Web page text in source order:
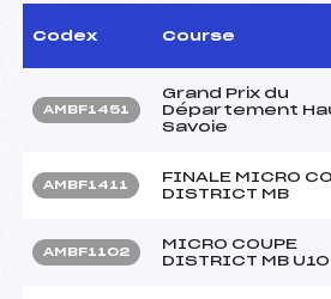
Codex Course
AMBF1451
Grand Prix du
Département
Savoie
AMBF1411
FINALE MICRO
DISTRICT MB
AMBF1102
MICRO COUPE
DISTRICT MB U10